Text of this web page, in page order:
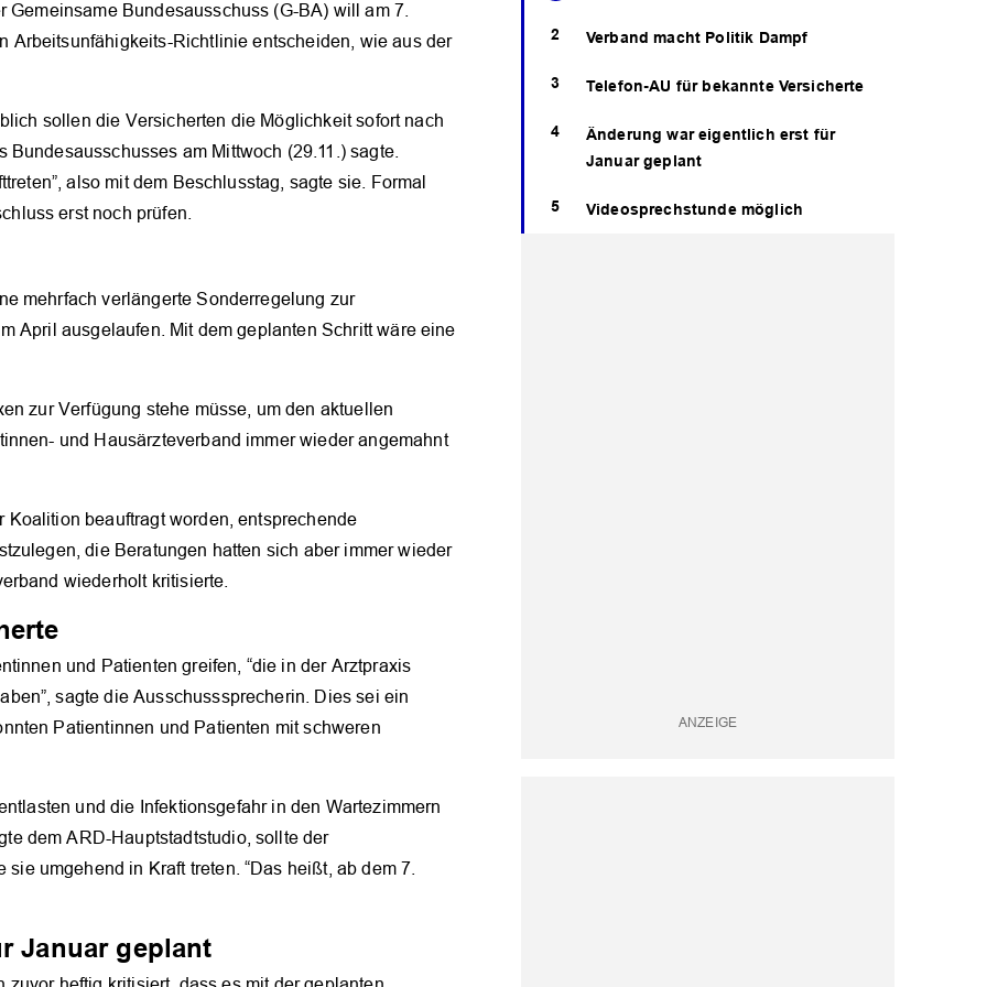
OK
Verband macht Politik Dampf
Telefon-AU für bekannte Versicherte
Änderung war eigentlich erst für
Januar geplant
Videosprechstunde möglich
Bundesausschuss (G-BA) will am 7.
Arbeitsunfähigkeits-Richtlinie entscheiden, wie aus der
sollen die Versicherten die Möglichkeit sofort nach
am Mittwoch (29.11.) sagte.
also mit dem Beschlusstag, sagte sie. Formal
erst noch prüfen.
mehrfach verlängerte Sonderregelung zur
April ausgelaufen. Mit dem geplanten Schritt wäre eine
zur Verfügung stehe müsse, um den aktuellen
und Hausärzteverband immer wieder angemahnt
beauftragt worden, entsprechende
die Beratungen hatten sich aber immer wieder
wiederholt kritisierte.
und Patienten greifen, “die in der Arztpraxis
sagte die Ausschusssprecherin. Dies sei ein
Patientinnen und Patienten mit schweren
und die Infektionsgefahr in den Wartezimmern
dem ARD-Hauptstadtstudio, sollte der
umgehend in Kraft treten. “Das heißt, ab dem 7.
Januar geplant